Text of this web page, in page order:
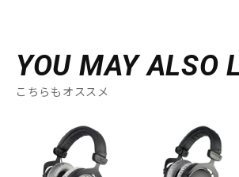
YOU MAY ALSO
こちらもオススメ